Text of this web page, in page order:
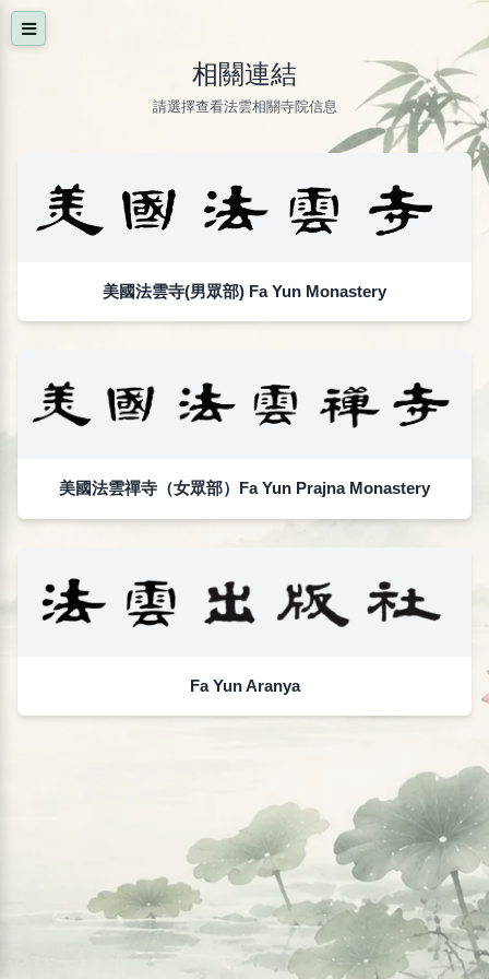
相關連結
請選擇查看法雲相關寺院信息
美國法雲寺(男眾部) Fa Yun Monastery
美國法雲禪寺（女眾部）Fa Yun Prajna Monastery
Fa Yun Aranya